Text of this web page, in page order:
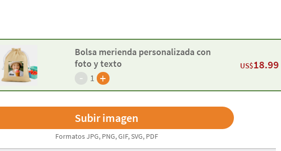
Bolsa merienda personalizada con
foto y texto
- 1 +
US$18.99
Formatos JPG, PNG, GIF, SVG, PDF